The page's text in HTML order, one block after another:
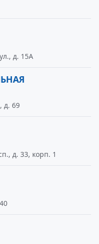
д. 15А
д. 69
д. 33, корп. 1